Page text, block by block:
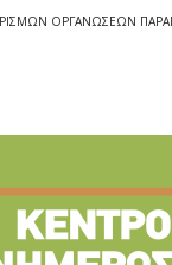
ΟΡΓΑΝΩΣΕΩΝ